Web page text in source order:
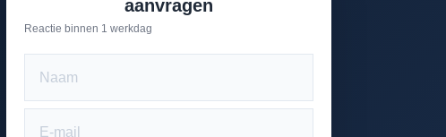
aanvragen
Reactie binnen 1 werkdag